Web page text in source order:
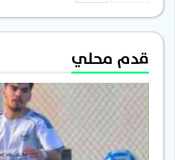
قدم محلي